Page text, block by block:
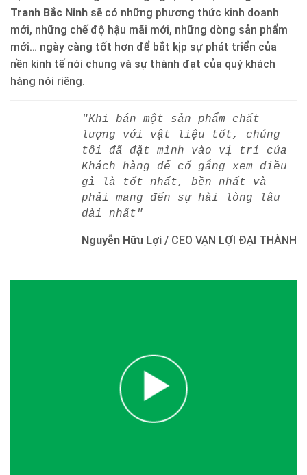
Tranh Bắc Ninh sẽ có những phương thức kinh doanh
mới, những chế độ hậu mãi mới, những dòng sản phẩm
mới… ngày càng tốt hơn để bắt kịp sự phát triển của
nền kinh tế nói chung và sự thành đạt của quý khách
hàng nói riêng.
"Khi bán một sản phẩm chất
lượng với vật liệu tốt, chúng
tôi đã đặt mình vào vị trí của
Khách hàng để cố gắng xem điều
gì là tốt nhất, bền nhất và
phải mang đến sự hài lòng lâu
dài nhất"
Nguyễn Hữu Lợi / CEO VẠN LỢI ĐẠI THÀNH